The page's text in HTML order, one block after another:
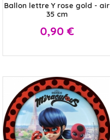
Ballon lettre Y rose gold - air
35 cm
Prix
0,90 €